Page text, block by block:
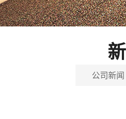
公司新闻